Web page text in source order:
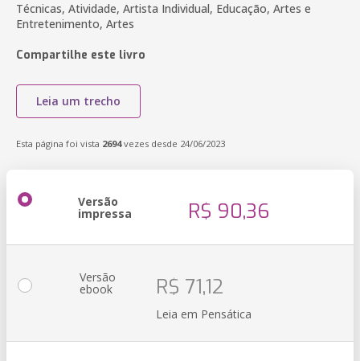
Técnicas, Atividade, Artista Individual, Educação, Artes e
Entretenimento, Artes
Compartilhe este livro
Leia um trecho
Esta página foi vista 2694vezes desde 24/06/2023
Versão
impressa R$ 90,36
Versão
ebook R$ 71,12
Leia em Pensática